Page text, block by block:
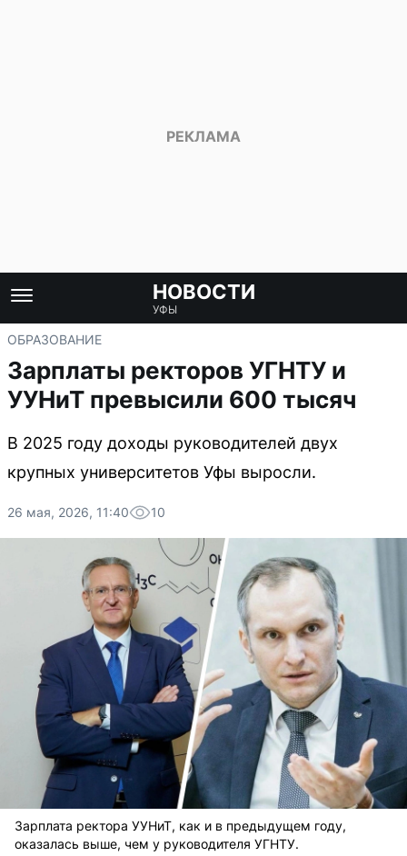
НОВОСТИ
УФЫ
ОБРАЗОВАНИЕ
Зарплаты ректоров УГНТУ и
УУНиТ превысили 600 тысяч
В 2025 году доходы руководителей двух
крупных университетов Уфы выросли.
26 мая, 2026, 11:40 10
Зарплата ректора УУНиТ, как и в предыдущем году,
оказалась выше, чем у руководителя УГНТУ.